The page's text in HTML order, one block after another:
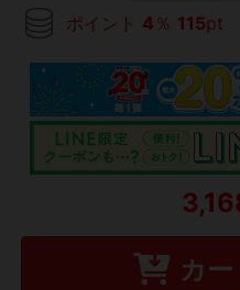
ポイント 4 ％ 115pt
カ